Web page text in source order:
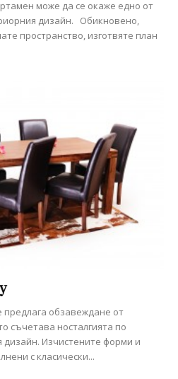
може да се окаже едно от
дизайн. Обикновено,
пространство, изготвяте план
предлага обзавеждане от
съчетава носталгията по
Изчистените форми и
с класически...